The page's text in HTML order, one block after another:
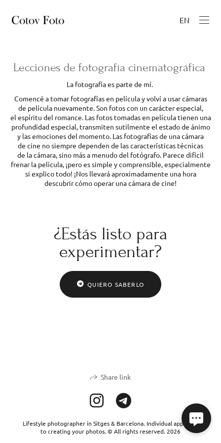
EN
Lecciones de fotografía cinematográfica
La fotografía es parte de mí.
Comencé a tomar fotografías en película y volví a usar cámaras
de película nuevamente. Son fotos con un carácter especial,
el espíritu del romance. Las fotos tomadas en película tienen una
profundidad especial, transmiten sutilmente el estado de ánimo
y las emociones del momento. Las fotografías de una cámara
de cine no siempre dependen de las características técnicas
de la cámara, sino más a menudo del fotógrafo. Parece difícil
frenar la película, ¡pero es simple y comprensible, especialmente
si explico todo! ¡Nos llevará aproximadamente una hora
descubrir cómo operar una cámara de cine!
¿Estás listo para
experimentar?
QUIERO SABERLO
Share link
Lifestyle photographer in Sitges & Barcelona. Individual approach
to creating your photos. © All rights reserved. 2026